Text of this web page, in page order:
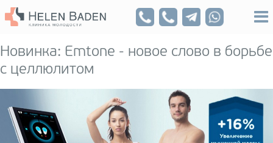
Новинка: Emtone - новое слово в борьбе
с целлюлитом